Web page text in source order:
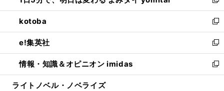
開
く
ウ
で
開
く
ン
ド
ウ
で
開
く
ウ
ィ
ン
ド
ウ
で
開
新
し
い
ウ
ィ
ン
ド
ウ
kotoba
新
し
い
ウ
ィ
ン
e!集英社
新
し
い
ウ
情報・知識＆オピニオン imidas
新
し
ライトノベル・ノベライズ